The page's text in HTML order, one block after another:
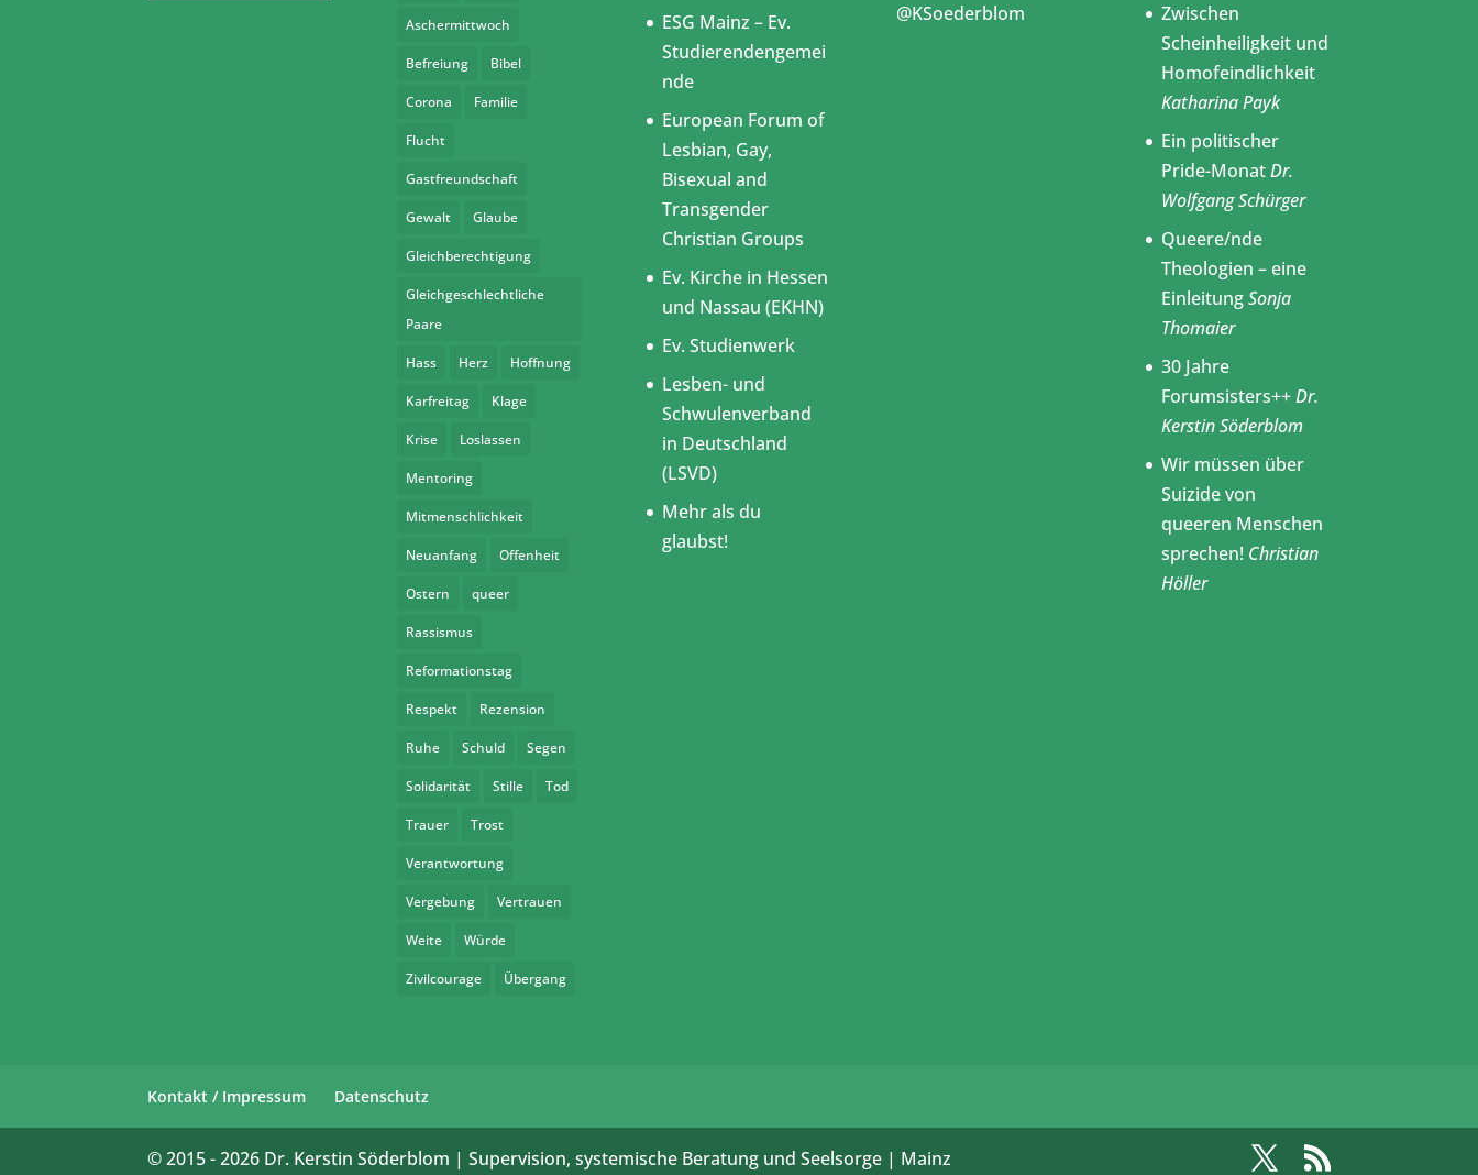
Aschermittwoch
Befreiung Bibel
Corona Familie
Flucht
Gastfreundschaft
Gewalt Glaube
Gleichberechtigung
Gleichgeschlechtliche
Paare
Hass Herz Hoffnung
Karfreitag Klage
Krise Loslassen
Mentoring
Mitmenschlichkeit
Neuanfang Offenheit
Ostern queer
Rassismus
Reformationstag
Respekt Rezension
Ruhe Schuld Segen
Solidarität Stille Tod
Trauer Trost
Verantwortung
Vergebung Vertrauen
Weite Würde
Zivilcourage Übergang
ESG Mainz – Ev.
Studierendengemei
nde
European Forum of
Lesbian, Gay,
Bisexual and
Transgender
Christian Groups
Ev. Kirche in Hessen
und Nassau (EKHN)
Ev. Studienwerk
Lesben- und
Schwulenverband
in Deutschland
(LSVD)
Mehr als du
glaubst!
@KSoederblom
Zwischen
Scheinheiligkeit und
Homofeindlichkeit
Katharina Payk
Ein politischer
Pride-MonatDr.
Wolfgang Schürger
Queere/nde
Theologien – eine
EinleitungSonja
Thomaier
30 Jahre
Forumsisters++Dr.
Kerstin Söderblom
Wir müssen über
Suizide von
queeren Menschen
sprechen! Christian
Höller
Kontakt / Impressum Datenschutz
© 2015 -2026 Dr. Kerstin Söderblom | Supervision, systemische Beratung und Seelsorge | Mainz